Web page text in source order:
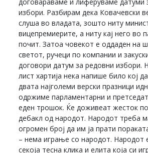
избори. Разбирам дека Ковачевски
слуша во владата, зошто ниту
вицепремиерите, а ниту кај него во
почит. Затоа човекот е оддаден на
светот, ручеци по компании и
договори датум за редовни избори.
лист хартија нека напише било кој
двата најголеми верски празници
одржиме парламентарни и
еден трошок. Ќе доживеат жесток
дебакл од народот. Народот треба
огромен број да им ја прати
– нема играње со народот. Народот
секоја тесна клика и елита која си